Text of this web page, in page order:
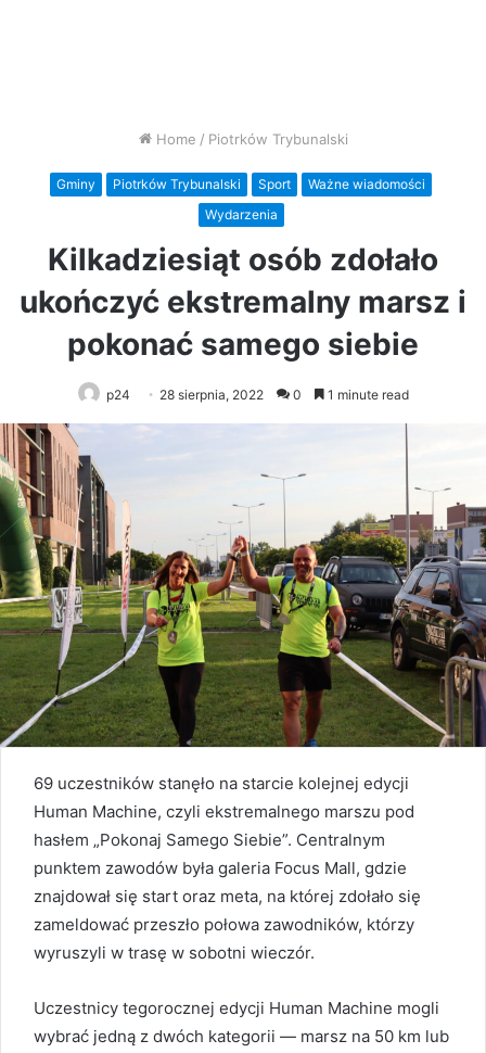
Home / Piotrków Trybunalski
Gminy Piotrków Trybunalski Sport
Ważne wiadomości
Wydarzenia
Kilkadziesiąt osób zdołało
ukończyć ekstremalny marsz i
pokonać samego siebie
p24 28 sierpnia, 2022 0 1 minute read
69 uczestników stanęło na starcie kolejnej edycji
Human Machine, czyli ekstremalnego marszu pod
hasłem „Pokonaj Samego Siebie”. Centralnym
punktem zawodów była galeria Focus Mall, gdzie
znajdował się start oraz meta, na której zdołało się
zameldować przeszło połowa zawodników, którzy
wyruszyli w trasę w sobotni wieczór.
Uczestnicy tegorocznej edycji Human Machine mogli
wybrać jedną z dwóch kategorii — marsz na 50 km lub